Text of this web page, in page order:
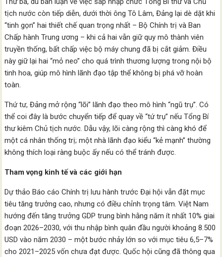
tịch nước còn tiếp diễn, dưới thời ông Tô Lâm, Đảng lại dè dặt khi
“tinh gọn” hai thiết chế quan trọng nhất – Bộ Chính trị và Ban
Chấp hành Trung ương – khi cả hai vẫn giữ quy mô thành viên
truyền thống, bất chấp việc bộ máy chung đã bị cắt giảm. Điều
này giữ lại hai “mỏ neo” cho quá trình thương lượng trong nội bộ
tinh hoa, giúp mô hình lãnh đạo tập thể không bị phá vỡ hoàn
toàn.
Thứ tư, Đảng mở rộng “lõi” lãnh đạo theo mô hình “ngũ trụ”. Có
thể coi đây là bước chuyển tiếp để quay về “tứ trụ” nếu Tổng Bí
thư kiêm Chủ tịch nước. Dẫu vậy, lõi càng rộng thì càng khó để
một cá nhân thống trị; một nhà lãnh đạo kiểu “kẻ mạnh” thường
không thích loại ràng buộc ấy nếu có thể tránh được.
Tham vọng kinh tế và các giới hạn
Dự thảo Báo cáo Chính trị lưu hành trước Đại hội vẫn đặt mục
tiêu tăng trưởng cao, nhưng có điều chỉnh trọng tâm. Việt Nam
hướng đến tăng trưởng GDP trung bình hằng năm ít nhất 10% giai
đoạn 2026–2030, với thu nhập bình quân đầu người khoảng 8.500
USD vào năm 2030 – một bước nhảy lớn so với mục tiêu 6,5–7%
cho 2021–2025 vốn chưa đạt được. Quốc hội cũng đã thông qua